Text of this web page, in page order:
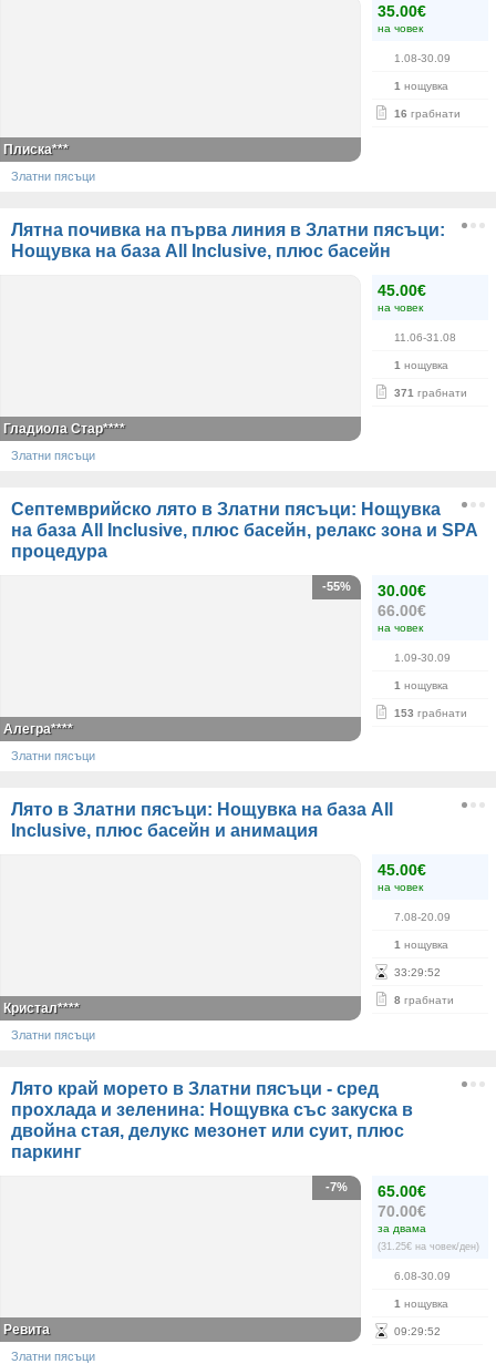
35.00€
на човек
1.08-30.09
1 нощувка
16 грабнати
Плиска***
Златни пясъци
Лятна почивка на първа линия в Златни пясъци:
Нощувка на база All Inclusive, плюс басейн
45.00€
на човек
11.06-31.08
1 нощувка
371 грабнати
Гладиола Стар****
Златни пясъци
Септемврийско лято в Златни пясъци: Нощувка
на база All Inclusive, плюс басейн, релакс зона и SPA
процедура
30.00€
66.00€
на човек
1.09-30.09
1 нощувка
153 грабнати
-55%
Алегра****
Златни пясъци
Лято в Златни пясъци: Нощувка на база All
Inclusive, плюс басейн и анимация
45.00€
на човек
7.08-20.09
1 нощувка
33:29:51
8 грабнати
Кристал****
Златни пясъци
Лято край морето в Златни пясъци - сред
прохлада и зеленина: Нощувка със закуска в
двойна стая, делукс мезонет или суит, плюс
паркинг
65.00€
70.00€
за двама
(31.25€ на човек/ден)
6.08-30.09
1 нощувка
09:29:51
-7%
Ревита
Златни пясъци